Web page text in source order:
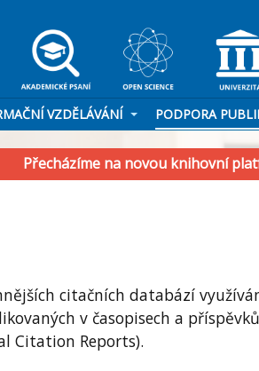
VZDĚLÁVÁNÍ PODPORA
Přecházíme na novou knihovní
citačních databází
v časopisech a
Citation Reports).